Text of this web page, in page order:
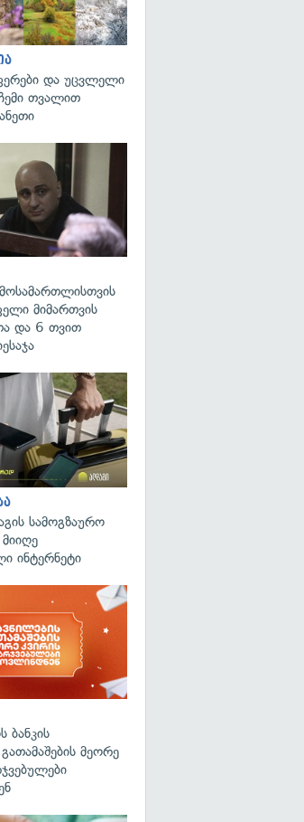
და უცვლელი
თვალით
მიმართვის
და 6 თვით
სამოგზაურო
ინტერნეტი
ბანკის
მეორე